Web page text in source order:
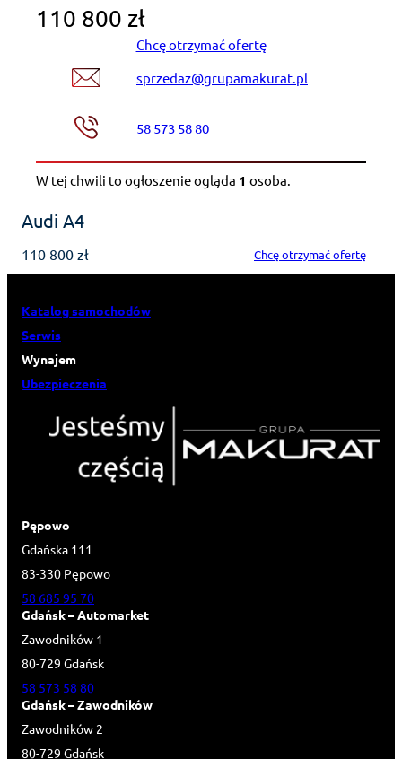
110 800 zł
Chcę otrzymać ofertę
sprzedaz@grupamakurat.pl
58 573 58 80
W tej chwili to ogłoszenie ogląda 1 osoba.
Audi A4
110 800 zł Chcę otrzymać ofertę
Katalog samochodów
Serwis
Wynajem
Ubezpieczenia
Pępowo
Gdańska 111
83-330 Pępowo
58 685 95 70
Gdańsk – Automarket
Zawodników 1
80-729 Gdańsk
58 573 58 80
Gdańsk – Zawodników
Zawodników 2
80-729 Gdańsk